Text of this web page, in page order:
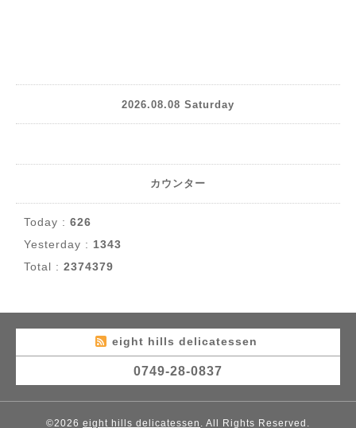
2026.08.08 Saturday
カウンター
Today : 626
Yesterday : 1343
Total : 2374379
eight hills delicatessen
0749-28-0837
©2026 eight hills delicatessen . All Rights Reserved.